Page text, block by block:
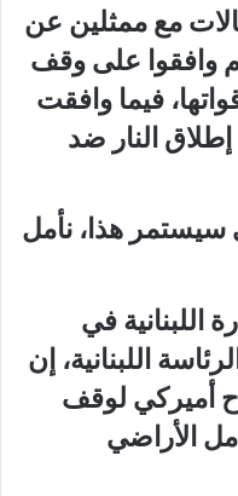
مع ممثلين عن
وافقوا على وقف
فيما وافقت
النار ضد
سيستمر هذا، نأمل
اللبنانية في
اللبنانية، إن
أميركي لوقف
الأراضي